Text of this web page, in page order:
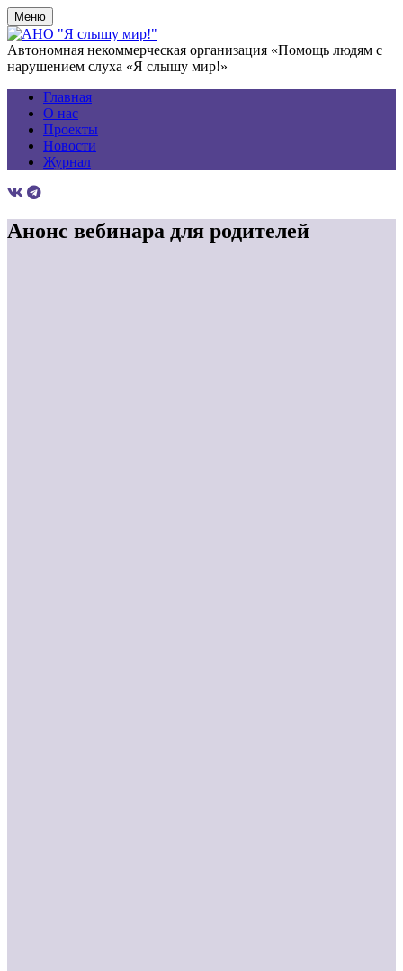
Меню
Автономная некоммерческая организация «Помощь людям с
нарушением слуха «Я слышу мир!»
Главная
О нас
Проекты
Новости
Журнал
Анонс вебинара для родителей